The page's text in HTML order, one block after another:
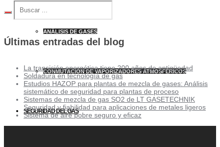
ANÁLISIS DE GASES
CONMUTACIÓN DE VAPORIZADORES ATMOSFÉRICOS
SEGURIDAD DEL GAS
Últimas entradas del blog
La transición energética tiene 200 años de antigüedad
Soldadura en tecnología de gas
Estudios HAZOP para plantas de mezcla de gases: Análisis
sistemático de seguridad para plantas de proceso
Sistemas de mezcla de gas SO2 de LT GASETECHNIK
Seguridad y fiabilidad para aplicaciones de metales ligeros
Sistema de aire pobre seguro y eficaz